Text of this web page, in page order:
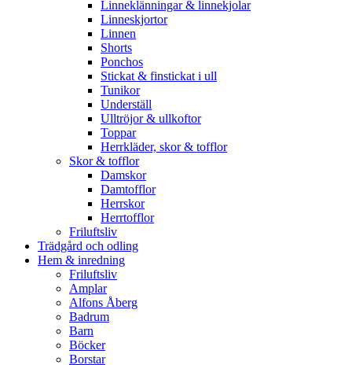
Linneklänningar & linnekjolar
Linneskjortor
Linnen
Shorts
Ponchos
Stickat & finstickat i ull
Tunikor
Underställ
Ulltröjor & ullkoftor
Toppar
Herrkläder, skor & tofflor
Skor & tofflor
Damskor
Damtofflor
Herrskor
Herrtofflor
Friluftsliv
Trädgård och odling
Hem & inredning
Friluftsliv
Amplar
Alfons Åberg
Badrum
Barn
Böcker
Borstar